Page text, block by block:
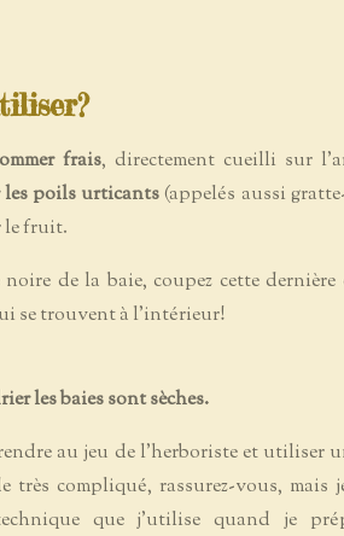
frais, directement cueilli sur
les poils urticants(appelés aussi
le fruit.
de la baie, coupez cette
se trouvent à l'intérieur!
les baies sont sèches.
au jeu de l'herboriste et utiliser
compliqué, rassurez-vous, mais
que j'utilise quand je